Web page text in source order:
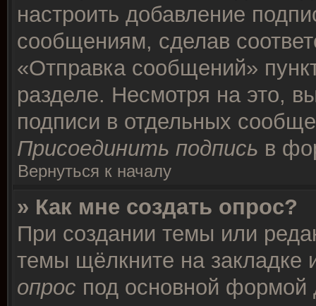
настроить добавление
сообщениям, сделав
«Отправка сообщений»
разделе. Несмотря на это,
подписи в отдельных
Присоединить подпись в
Вернуться к началу
» Как мне создать опрос?
При создании темы или
темы щёлкните на
опрос под основной формой